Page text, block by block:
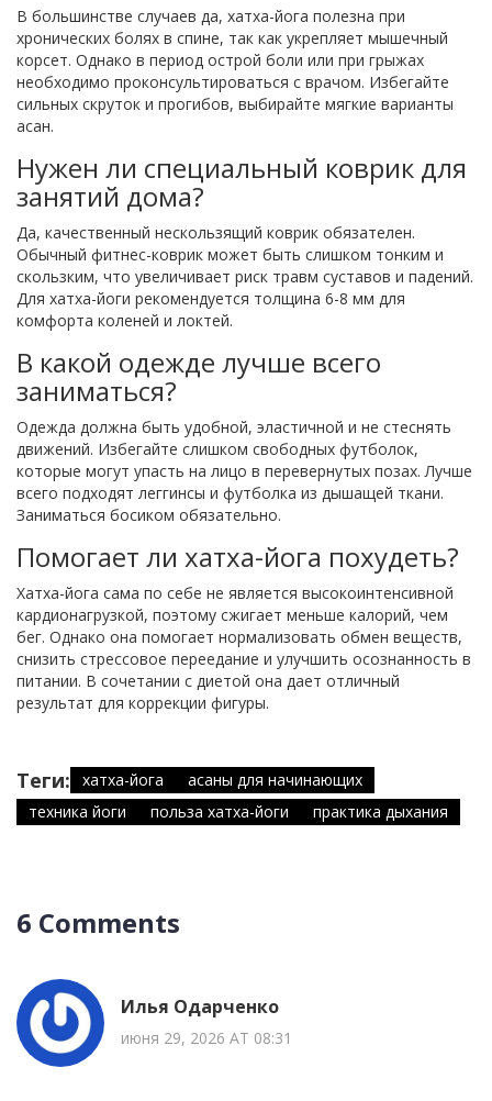
В большинстве случаев да, хатха-йога полезна при
хронических болях в спине, так как укрепляет мышечный
корсет. Однако в период острой боли или при грыжах
необходимо проконсультироваться с врачом. Избегайте
сильных скруток и прогибов, выбирайте мягкие варианты
асан.
Нужен ли специальный коврик для
занятий дома?
Да, качественный нескользящий коврик обязателен.
Обычный фитнес-коврик может быть слишком тонким и
скользким, что увеличивает риск травм суставов и падений.
Для хатха-йоги рекомендуется толщина 6-8 мм для
комфорта коленей и локтей.
В какой одежде лучше всего
заниматься?
Одежда должна быть удобной, эластичной и не стеснять
движений. Избегайте слишком свободных футболок,
которые могут упасть на лицо в перевернутых позах. Лучше
всего подходят леггинсы и футболка из дышащей ткани.
Заниматься босиком обязательно.
Помогает ли хатха-йога похудеть?
Хатха-йога сама по себе не является высокоинтенсивной
кардионагрузкой, поэтому сжигает меньше калорий, чем
бег. Однако она помогает нормализовать обмен веществ,
снизить стрессовое переедание и улучшить осознанность в
питании. В сочетании с диетой она дает отличный
результат для коррекции фигуры.
Теги: хатха-йога
асаны для начинающих
техника йоги
польза хатха-йоги практика дыхания
6 Comments
Илья Одарченко
июня 29, 2026 AT 08:31